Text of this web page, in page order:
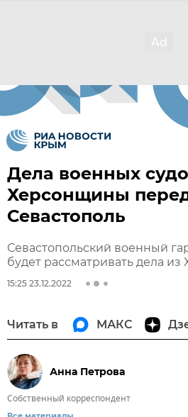
Дела военных
Херсонщины
Севастополь
Севастопольский военный
будет рассматривать дела
15:25 23.12.2022
Читать в МАКС
Анна Петрова
Собственный корреспондент